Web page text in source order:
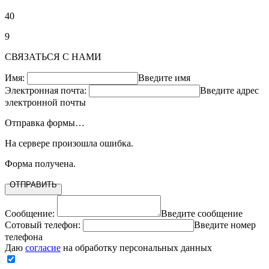
40
9
СВЯЗАТЬСЯ С НАМИ
Имя:
Введите имя
Электронная почта:
Введите адрес
электронной почты
Отправка формы…
На сервере произошла ошибка.
Форма получена.
ОТПРАВИТЬ
Сообщение:
Введите сообщение
Сотовый телефон:
Введите номер
телефона
Даю согласие на обработку персональных данных